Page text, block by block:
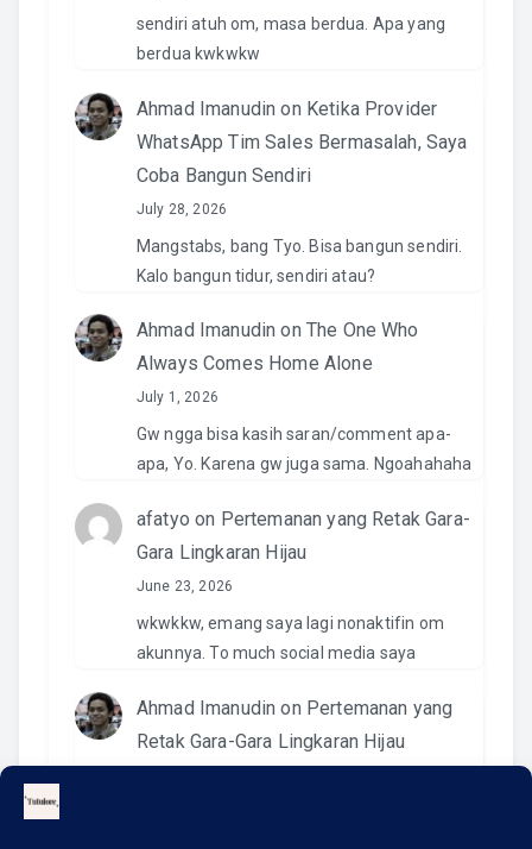
sendiri atuh om, masa berdua. Apa yang
berdua kwkwkw
Ahmad Imanudin on Ketika Provider
WhatsApp Tim Sales Bermasalah, Saya
Coba Bangun Sendiri
July 28, 2026
Mangstabs, bang Tyo. Bisa bangun sendiri.
Kalo bangun tidur, sendiri atau?
Ahmad Imanudin on The One Who
Always Comes Home Alone
July 1, 2026
Gw ngga bisa kasih saran/comment apa-
apa, Yo. Karena gw juga sama. Ngoahahaha
afatyo on Pertemanan yang Retak Gara-
Gara Lingkaran Hijau
June 23, 2026
wkwkkw, emang saya lagi nonaktifin om
akunnya. To much social media saya
Ahmad Imanudin on Pertemanan yang
Retak Gara-Gara Lingkaran Hijau